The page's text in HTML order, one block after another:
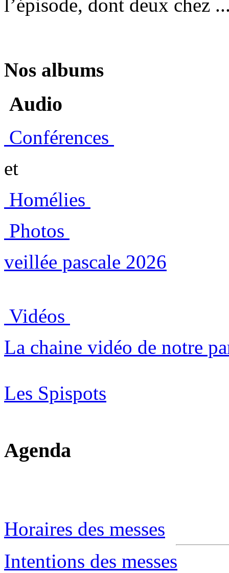
l’épisode, dont deux chez
Nos albums
Audio
Conférences
et
Homélies
Photos
veillée pascale 2026
Vidéos
La chaine vidéo de notre
Les Spispots
Agenda
Horaires des messes
Intentions des messes